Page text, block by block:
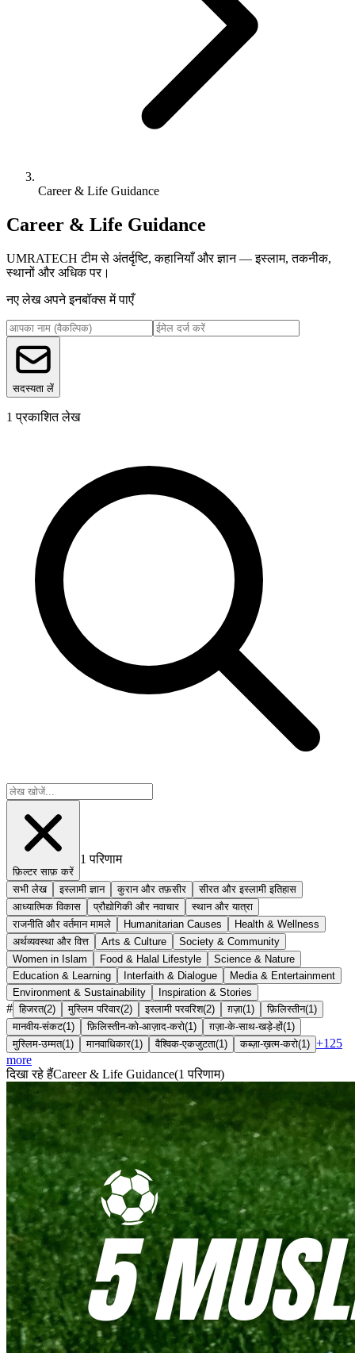
Career & Life Guidance
Career & Life Guidance
UMRATECH टीम से अंतर्दृष्टि, कहानियाँ और ज्ञान — इस्लाम, तकनीक,
स्थानों और अधिक पर।
नए लेख अपने इनबॉक्स में पाएँ
सदस्यता लें
1 प्रकाशित लेख
फ़िल्टर साफ़ करें
1 परिणाम
सभी लेख इस्लामी ज्ञान कुरान और तफ़सीर
सीरत और इस्लामी इतिहास
आध्यात्मिक विकास
प्रौद्योगिकी और नवाचार
स्थान और यात्रा
राजनीति और वर्तमान मामले
Humanitarian Causes
Health & Wellness
अर्थव्यवस्था और वित्त
Arts & Culture
Society & Community
Women in Islam
Food & Halal Lifestyle
Science & Nature
Education & Learning
Interfaith & Dialogue
Media & Entertainment
Environment & Sustainability
Inspiration & Stories
# हिजरत(2) मुस्लिम परिवार(2) इस्लामी परवरिश(2) ग़ज़ा(1 ) फ़िलिस्तीन(1 )
मानवीय-संकट(1 ) फ़िलिस्तीन-को-आज़ाद-करो(1 ) ग़ज़ा-के-साथ-खड़े-हों(1 )
मुस्लिम-उम्मत(1 ) मानवाधिकार(1 ) वैश्विक-एकजुटता(1 ) कब्ज़ा-ख़त्म-करो(1 ) +125
more
दिखा रहे हैंCareer & Life Guidance(1 परिणाम)